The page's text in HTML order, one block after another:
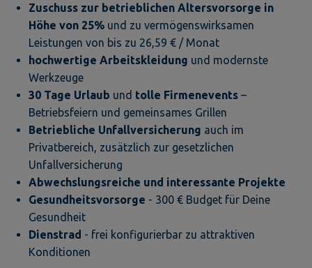
Zuschuss zur betrieblichen Altersvorsorge in
Höhe von 25% und zu vermögenswirksamen
Leistungen von bis zu 26,59 € / Monat
hochwertige Arbeitskleidung und modernste
Werkzeuge
30 Tage Urlaub und tolle Firmenevents –
Betriebsfeiern und gemeinsames Grillen
Betriebliche Unfallversicherung auch im
Privatbereich, zusätzlich zur gesetzlichen
Unfallversicherung
Abwechslungsreiche und interessante Projekte
Gesundheitsvorsorge - 300 € Budget für Deine
Gesundheit
Dienstrad - frei konfigurierbar zu attraktiven
Konditionen